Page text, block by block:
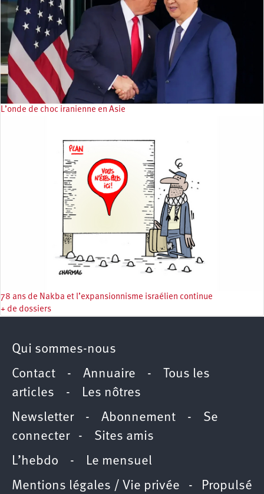
L’onde de choc iranienne en Asie
78 ans de Nakba et l’expansionnisme israélien continue
+ de dossiers
Qui sommes-nous
Contact - Annuaire -
Tous les
articles - Les nôtres
Newsletter- Abonnement - Se
connecter- Sites amis
L’hebdo - Le mensuel
Mentions légales / Vie privée - Propulsé